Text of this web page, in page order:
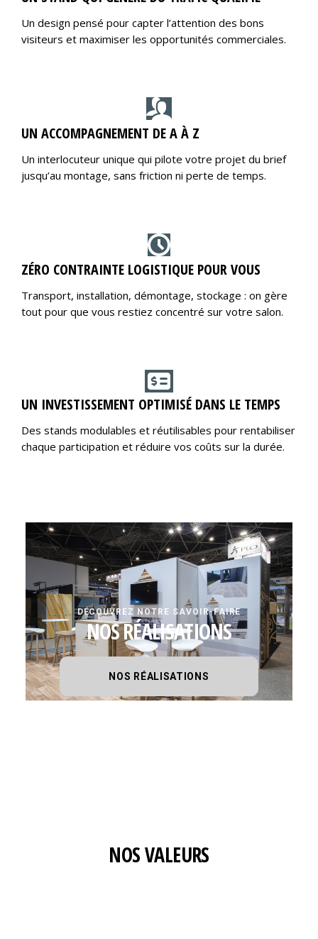
Un design pensé pour capter l’attention des bons
visiteurs et maximiser les opportunités commerciales.
UN ACCOMPAGNEMENT DE A À Z
Un interlocuteur unique qui pilote votre projet du brief
jusqu’au montage, sans friction ni perte de temps.
ZÉRO CONTRAINTE LOGISTIQUE POUR VOUS
Transport, installation, démontage, stockage : on gère
tout pour que vous restiez concentré sur votre salon.
UN INVESTISSEMENT OPTIMISÉ DANS LE TEMPS
Des stands modulables et réutilisables pour rentabiliser
chaque participation et réduire vos coûts sur la durée.
DÉCOUVREZ NOTRE SAVOIR-FAIRE
NOS RÉALISATIONS
NOS RÉALISATIONS
NOS VALEURS